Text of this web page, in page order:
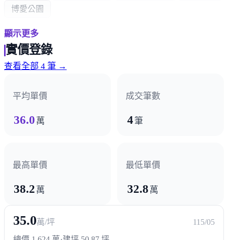
博愛公園
超商/賣場
東山路商圈 樹孝路商圈
台中慈濟醫院
政府機構
顯示更多
實價登錄
查看全部 4 筆 →
平均單價
36.0 萬
成交筆數
4筆
最高單價
38.2 萬
最低單價
32.8 萬
35.0萬/坪
115/05